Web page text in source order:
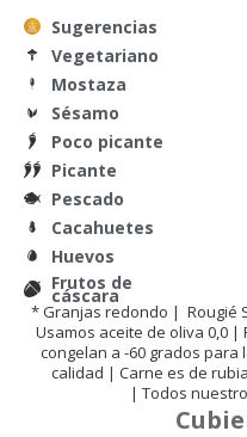
Sugerencias
Vegetariano
Mostaza
Sésamo
Poco picante
Picante
Pescado
Cacahuetes
Huevos
Frutos de
cáscara
* Granjas redondo | Rougié
Usamos aceite de oliva 0,0
congelan a -60 grados
calidad | Carne es de
| Todos